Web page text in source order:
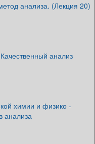
анализа. (Лекция 20)
анализ
химии и физико -
анализа